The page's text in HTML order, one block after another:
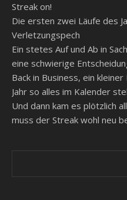
Streak on!
Die ersten zwei Läufe des
Verletzungspech
Ein stetes Auf und Ab in
eine schwierige
Back in Business, ein
Jahr so alles im Kalender
Und dann kam es plötzlich
muss der Streak wohl neu